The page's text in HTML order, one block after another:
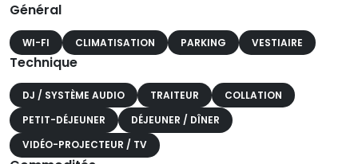
Général
WI-FI CLIMATISATION PARKING VESTIAIRE
Technique
DJ / SYSTÈME AUDIO TRAITEUR
COLLATION
PETIT-DÉJEUNER
DÉJEUNER / DÎNER
VIDÉO-PROJECTEUR / TV